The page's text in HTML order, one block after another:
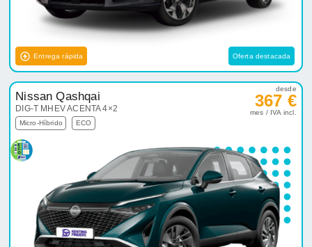
Entrega rápida Oferta destacada
Nissan Qashqai
DIG-T MHEV ACENTA 4×2
Micro-Híbrido ECO
desde
367 €
mes / IVA incl.